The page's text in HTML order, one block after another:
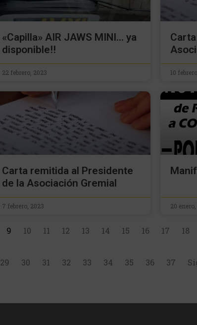
«Capilla» AIR JAWS MINI… ya
disponible!!
22 febrero, 2023 10
Carta remitida al Presidente
de la Asociación Gremial
7 febrero, 2023 20
9 10 11 12 13 14 15 16 17 18
29 30 31 32 33 34 35 36 37